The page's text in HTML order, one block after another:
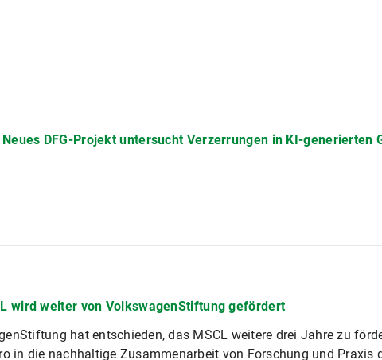
DFG-Projekt untersucht Verzerrungen in KI-generierten
wird weiter von VolkswagenStiftung gefördert
hat entschieden, das MSCL weitere drei Jahre zu
in die nachhaltige Zusammenarbeit von Forschung und Praxis